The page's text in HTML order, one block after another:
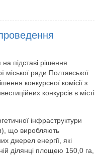
підставі рішення
міської ради Полтавської
конкурсної комісії з
конкурсів в місті
інфраструктури
що виробляють
джерел енергії, які
ділянці площею 150,0 га,